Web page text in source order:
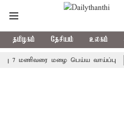
தமிழகம் தேசியம் உலகம்
மழை பெய்ய வாய்ப்பு